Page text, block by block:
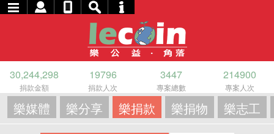
30,244,298
捐款金額
19796
捐款人次
3447
專案總數
214900
專案人次
樂媒體 樂分享 樂捐款 樂捐物 樂志工